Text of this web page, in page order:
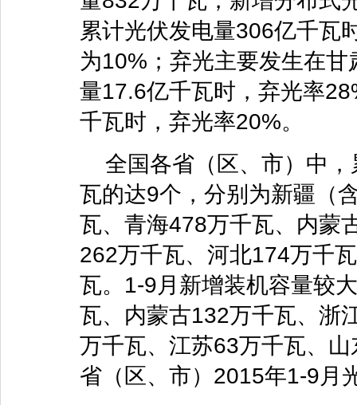
累计光伏发电量306亿千瓦
为10%；弃光主要发生在
量17.6亿千瓦时，弃光率
千瓦时，弃光率20%。
全国各省（区、市）中，
瓦的达9个，分别为新疆（
瓦、青海478万千瓦、内蒙
262万千瓦、河北174万千
瓦。1-9月新增装机容量较
瓦、内蒙古132万千瓦、浙
万千瓦、江苏63万千瓦、
省（区、市）2015年1-9月